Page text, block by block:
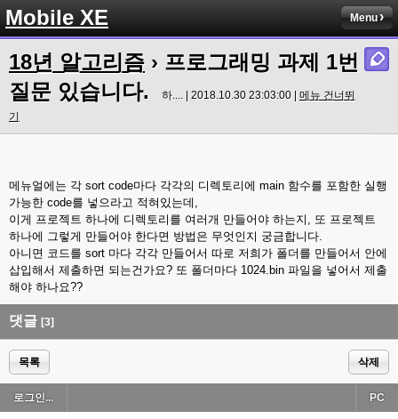
Mobile XE Menu
18년 알고리즘 › 프로그래밍 과제 1번
질문 있습니다.
하.... | 2018.10.30 23:03:00 | 메뉴 건너뛰
기
메뉴얼에는 각 sort code마다 각각의 디렉토리에 main 함수를 포함한 실행
가능한 code를 넣으라고 적혀있는데,
이게 프로젝트 하나에 디렉토리를 여러개 만들어야 하는지, 또 프로젝트
하나에 그렇게 만들어야 한다면 방법은 무엇인지 궁금합니다.
아니면 코드를 sort 마다 각각 만들어서 따로 저희가 폴더를 만들어서 안에
삽입해서 제출하면 되는건가요? 또 폴더마다 1024.bin 파일을 넣어서 제출
해야 하나요??
댓글 [3]
목록 삭제
로그인... PC